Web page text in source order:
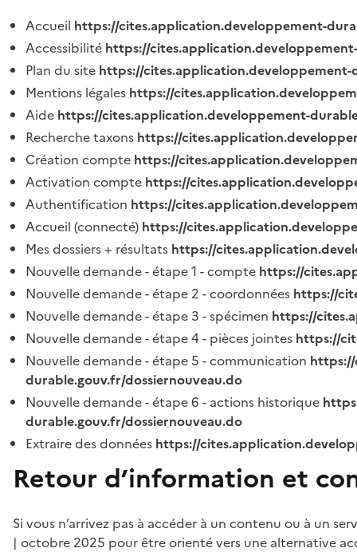
Accueil https://cites.application.developpement-
Accessibilité https://
Plan du site https://
Mentions légales https://
Aide https://cites.application.developpement-
Recherche taxons https://
Création compte https://
Activation compte https://
Authentification https://
Accueil (connecté) https://
Mes dossiers + résultats https://
Nouvelle demande - étape 1 - compte https://
Nouvelle demande - étape 2 - coordonnées https://
Nouvelle demande - étape 3 - spécimen https://
Nouvelle demande - étape 4 - pièces jointes https://
Nouvelle demande - étape 5 - communication
durable.gouv.fr/dossiernouveau.do
Nouvelle demande - étape 6 - actions historique
durable.gouv.fr/dossiernouveau.do
Extraire des données https://
Retour d’information et
Si vous n’arrivez pas à accéder à un contenu ou à un
| octobre 2025 pour être orienté vers une alternative